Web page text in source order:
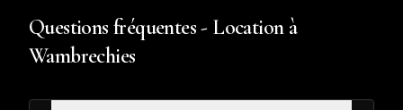
Questions fréquentes - Location à
Wambrechies